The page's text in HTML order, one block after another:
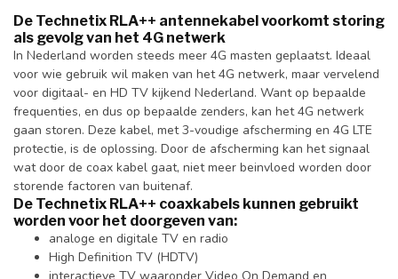
De Technetix RLA++ antennekabel voorkomt storing
als gevolg van het 4G netwerk
In Nederland worden steeds meer 4G masten geplaatst. Ideaal
voor wie gebruik wil maken van het 4G netwerk, maar vervelend
voor digitaal- en HD TV kijkend Nederland. Want op bepaalde
frequenties, en dus op bepaalde zenders, kan het 4G netwerk
gaan storen. Deze kabel, met 3-voudige afscherming en 4G LTE
protectie, is de oplossing. Door de afscherming kan het signaal
wat door de coax kabel gaat, niet meer beinvloed worden door
storende factoren van buitenaf.
De Technetix RLA++ coaxkabels kunnen gebruikt
worden voor het doorgeven van:
analoge en digitale TV en radio
High Definition TV (HDTV)
interactieve TV waaronder Video On Demand en